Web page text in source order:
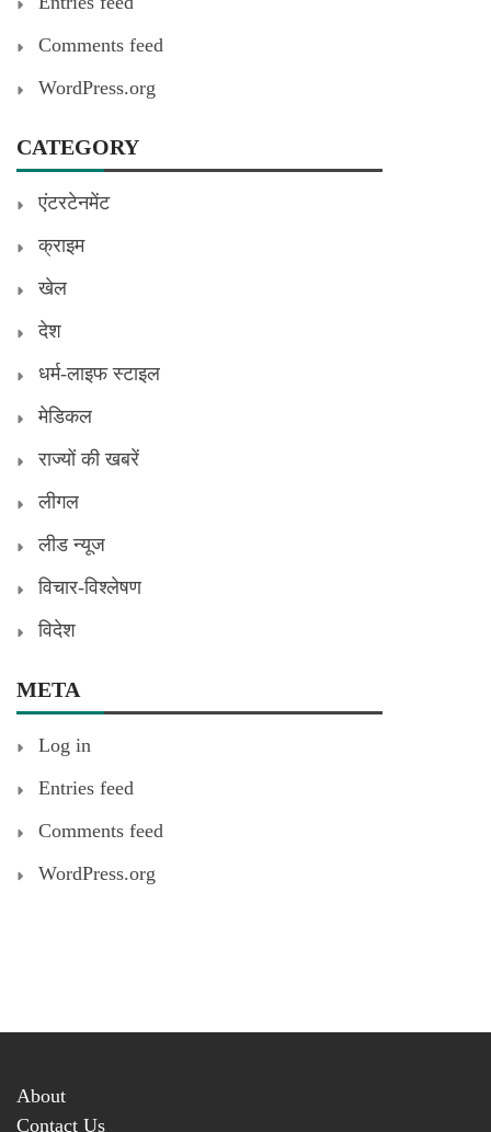
Comments feed
WordPress.org
CATEGORY
एंटरटेनमेंट
क्राइम
खेल
देश
धर्म-लाइफ स्टाइल
मेडिकल
राज्यों की खबरें
लीगल
लीड न्यूज
विचार-विश्लेषण
विदेश
META
Log in
Entries feed
Comments feed
WordPress.org
About
Contact Us